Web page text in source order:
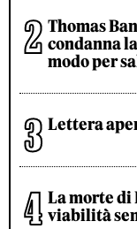
Thomas
condanna
modo per
Lettera
La morte di
viabilità